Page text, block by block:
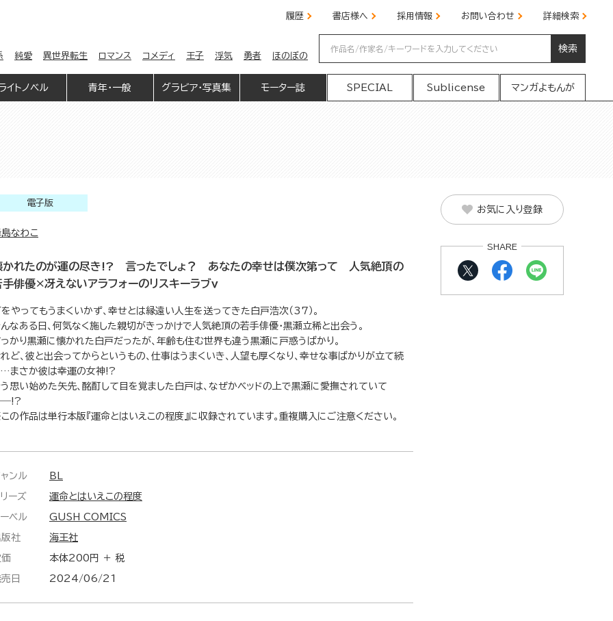
履歴 書店様へ 採用情報 お問い合わせ 詳細検索
純愛 異世界転生 ロマンス コメディ 王子 浮気 勇者 ほのぼの
検索
イトノベル 青年・一般 グラビア・写真集 モーター誌 SPECIAL Sublicense マンガよもんが
電子版
なわこ
かれたのが運の尽き!? 言ったでしょ？ あなたの幸せは僕次第って 人気絶頂の
手俳優×冴えないアラフォーのリスキーラブｖ
やってもうまくいかず、幸せとは縁遠い人生を送ってきた白戸浩次（37）。
なある日、何気なく施した親切がきっかけで人気絶頂の若手俳優・黒瀬立稀と出会う。
かり黒瀬に懐かれた白戸だったが、年齢も住む世界も違う黒瀬に戸惑うばかり。
ど、彼と出会ってからというもの、仕事はうまくいき、人望も厚くなり、幸せな事ばかりが立て続
…まさか彼は幸運の女神!?
思い始めた矢先、酩酊して目を覚ました白戸は、なぜかベッドの上で黒瀬に愛撫されていて
の作品は単行本版『運命とはいえこの程度』に収録されています。重複購入にご注意ください。
ンル BL
ーズ 運命とはいえこの程度
ベル GUSH COMICS
社 海王社
本体200円 ＋ 税
日 2024/06/21
お気に入り登録
SHARE